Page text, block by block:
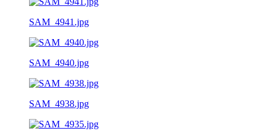
SAM_4941.jpg
SAM_4940.jpg
SAM_4938.jpg